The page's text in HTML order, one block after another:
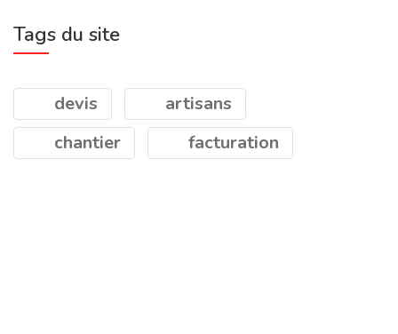
Tags du site
devis
artisans
chantier
facturation